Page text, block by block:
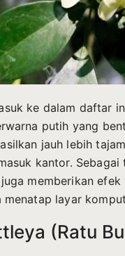
ke dalam daftar
putih yang
jauh lebih
kantor. Sebagai
memberikan
layar
(Ratu